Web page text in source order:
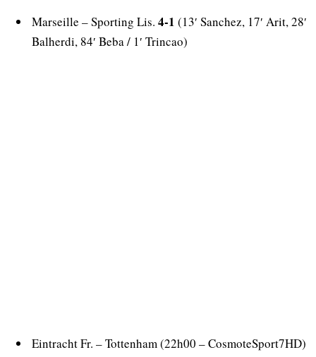
Marseille – Sporting Lis. 4-1 (13′ Sanchez, 17′ Arit, 28′
Balherdi, 84′ Beba / 1′ Trincao)
Eintracht Fr. – Tottenham (22h00 – CosmoteSport7HD)